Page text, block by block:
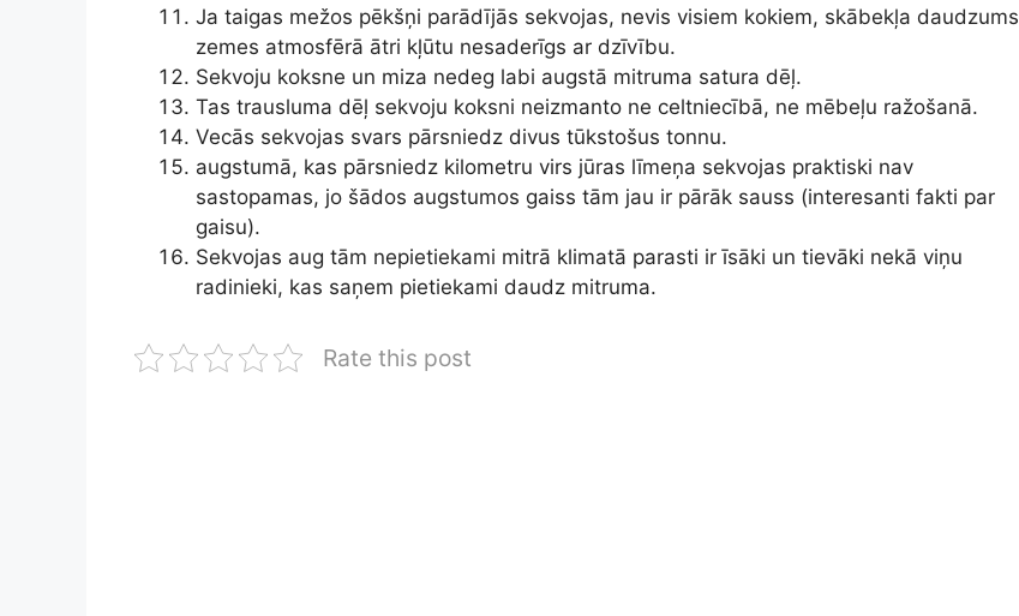
Ja taigas mežos pēkšņi parādījās sekvojas, nevis visiem kokiem, skābekļa daudzums
zemes atmosfērā ātri kļūtu nesaderīgs ar dzīvību.
Sekvoju koksne un miza nedeg labi augstā mitruma satura dēļ.
Tas trausluma dēļ sekvoju koksni neizmanto ne celtniecībā, ne mēbeļu ražošanā.
Vecās sekvojas svars pārsniedz divus tūkstošus tonnu.
augstumā, kas pārsniedz kilometru virs jūras līmeņa sekvojas praktiski nav
sastopamas, jo šādos augstumos gaiss tām jau ir pārāk sauss (interesanti fakti par
gaisu).
Sekvojas aug tām nepietiekami mitrā klimatā parasti ir īsāki un tievāki nekā viņu
radinieki, kas saņem pietiekami daudz mitruma.
Rate this post